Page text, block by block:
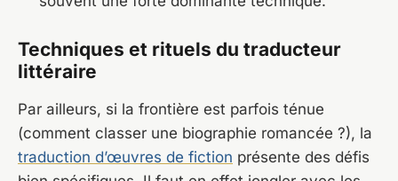
Techniques et rituels du traducteur
littéraire
Par ailleurs, si la frontière est parfois ténue
(comment classer une biographie romancée ?), la
traduction d’œuvres de fiction présente des défis